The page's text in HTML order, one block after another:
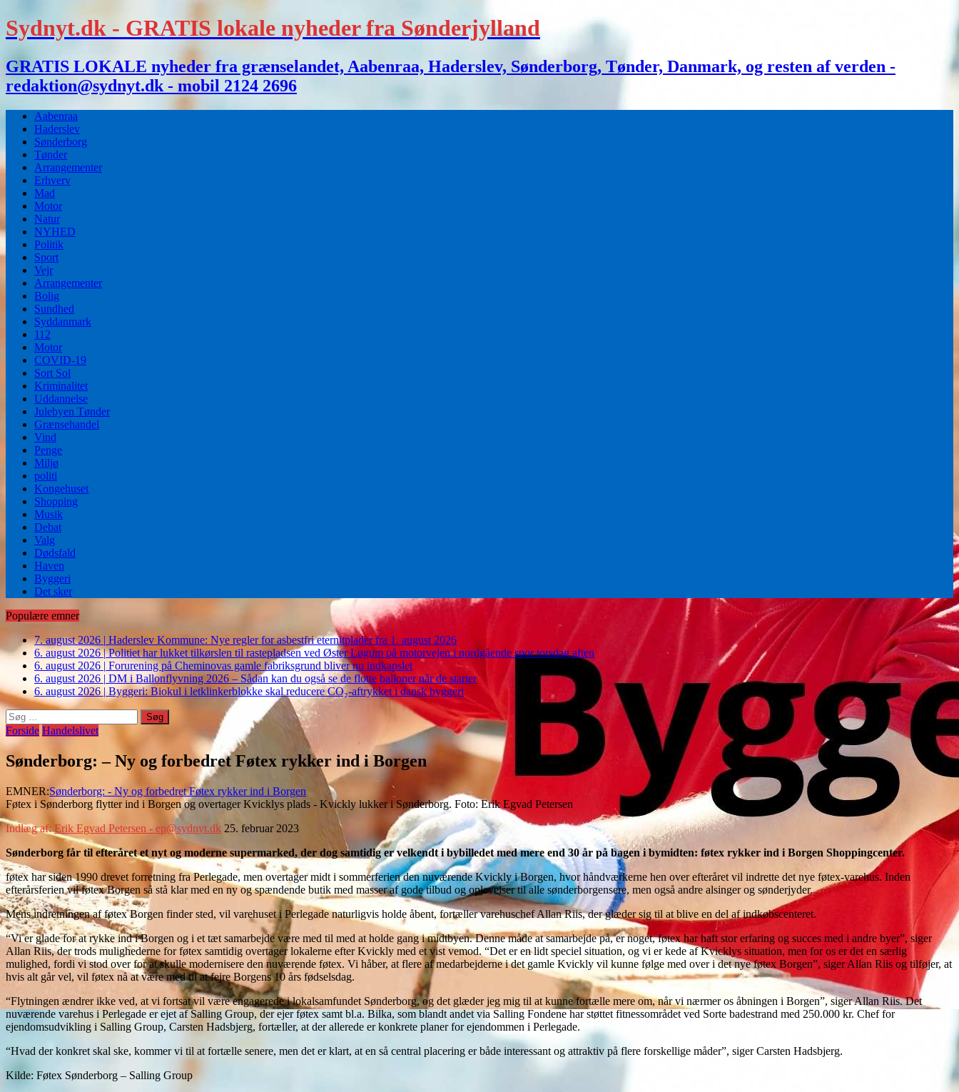
Sydnyt.dk - GRATIS lokale nyheder fra Sønderjylland
GRATIS LOKALE nyheder fra grænselandet, Aabenraa, Haderslev, Sønderborg, Tønder, Danmark, og resten af verden -
redaktion@sydnyt.dk - mobil 2124 2696
Aabenraa
Haderslev
Sønderborg
Tønder
Arrangementer
Erhverv
Mad
Motor
Natur
NYHED
Politik
Sport
Vejr
Arrangementer
Bolig
Sundhed
Syddanmark
112
Motor
COVID-19
Sort Sol
Kriminalitet
Uddannelse
Julebyen Tønder
Grænsehandel
Vind
Penge
Miljø
politi
Kongehuset
Shopping
Musik
Debat
Valg
Dødsfald
Haven
Byggeri
Det sker
Populære emner
7. august 2026 | Haderslev Kommune: Nye regler for asbestfri eternitplader fra 1. august 2026
6. august 2026 | Politiet har lukket tilkørslen til rastepladsen ved Øster Løgum på motorvejen i nordgående spor torsdag aften
6. august 2026 | Forurening på Cheminovas gamle fabriksgrund bliver nu indkapslet
6. august 2026 | DM i Ballonflyvning 2026 – Sådan kan du også se de flotte balloner når de starter
6. august 2026 | Byggeri: Biokul i letklinkerblokke skal reducere CO₂-aftrykket i dansk byggeri
Søg
efter:
Forside Handelslivet
Sønderborg: – Ny og forbedret Føtex rykker ind i Borgen
EMNER:Sønderborg: - Ny og forbedret Føtex rykker ind i Borgen
Føtex i Sønderborg flytter ind i Borgen og overtager Kvicklys plads - Kvickly lukker i Sønderborg. Foto: Erik Egvad Petersen
Indlæg af:Erik Egvad Petersen - ep@sydnyt.dk 25. februar 2023
Sønderborg får til efteråret et nyt og moderne supermarked, der dog samtidig er velkendt i bybilledet med mere end 30 år på bagen i bymidten: føtex rykker ind i Borgen Shoppingcenter.
føtex har siden 1990 drevet forretning fra Perlegade, men overtager midt i sommerferien den nuværende Kvickly i Borgen, hvor håndværkerne hen over efteråret vil indrette det nye føtex-varehus. Inden
efterårsferien vil føtex Borgen så stå klar med en ny og spændende butik med masser af gode tilbud og oplevelser til alle sønderborgensere, men også andre alsinger og sønderjyder.
Mens indretningen af føtex Borgen finder sted, vil varehuset i Perlegade naturligvis holde åbent, fortæller varehuschef Allan Riis, der glæder sig til at blive en del af indkøbscenteret.
“Vi er glade for at rykke ind i Borgen og i et tæt samarbejde være med til med at holde gang i midtbyen. Denne måde at samarbejde på, er noget, føtex har haft stor erfaring og succes med i andre byer”, siger
Allan Riis, der trods mulighederne for føtex samtidig overtager lokalerne efter Kvickly med et vist vemod. “Det er en lidt speciel situation, og vi er kede af Kvicklys situation, men for os er det en særlig
mulighed, fordi vi stod over for at skulle modernisere den nuværende føtex. Vi håber, at flere af medarbejderne i det gamle Kvickly vil kunne følge med over i det nye føtex Borgen”, siger Allan Riis og tilføjer, at
hvis alt går vel, vil føtex nå at være med til at fejre Borgens 10 års fødselsdag.
“Flytningen ændrer ikke ved, at vi fortsat vil være engagerede i lokalsamfundet Sønderborg, og det glæder jeg mig til at kunne fortælle mere om, når vi nærmer os åbningen i Borgen”, siger Allan Riis. Det
nuværende varehus i Perlegade er ejet af Salling Group, der ejer føtex samt bl.a. Bilka, som blandt andet via Salling Fondene har støttet fitnessområdet ved Sorte badestrand med 250.000 kr. Chef for
ejendomsudvikling i Salling Group, Carsten Hadsbjerg, fortæller, at der allerede er konkrete planer for ejendommen i Perlegade.
“Hvad der konkret skal ske, kommer vi til at fortælle senere, men det er klart, at en så central placering er både interessant og attraktiv på flere forskellige måder”, siger Carsten Hadsbjerg.
Kilde: Føtex Sønderborg – Salling Group